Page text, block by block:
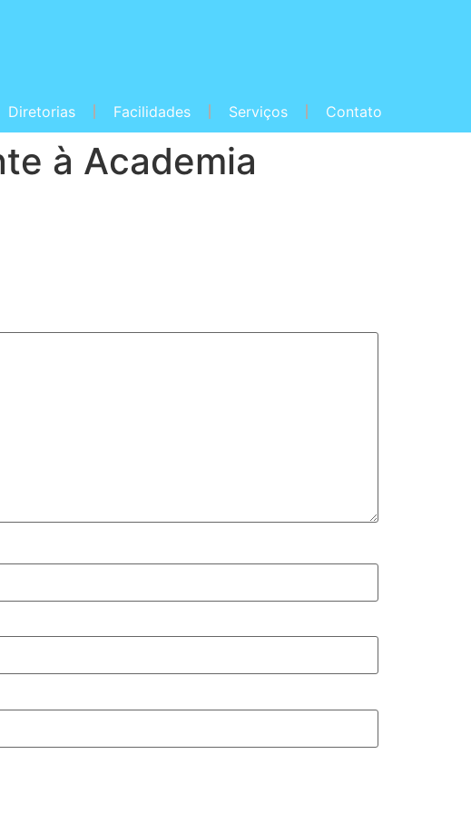
Diretorias Facilidades Serviços Contato
à Academia